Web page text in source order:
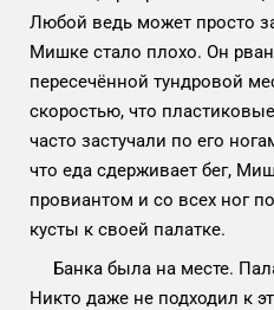
Любой ведь может просто
Мишке стало плохо. Он
пересечённой тундровой
скоростью, что
часто застучали по его
что еда сдерживает бег,
провиантом и со всех ног
кусты к своей палатке.
Банка была на месте.
Никто даже не подходил к